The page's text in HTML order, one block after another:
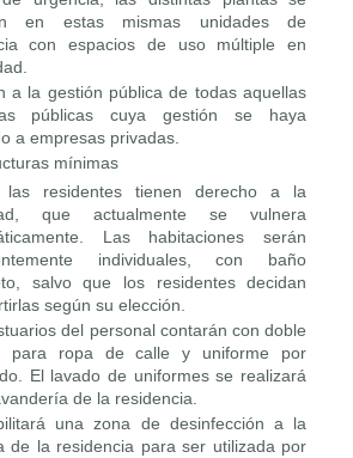
en estas mismas unidades de
con espacios de uso múltiple en
a la gestión pública de todas aquellas
públicas cuya gestión se haya
a empresas privadas.
mínimas
residentes tienen derecho a la
que actualmente se vulnera
Las habitaciones serán
individuales, con baño
salvo que los residentes decidan
según su elección.
del personal contarán con doble
para ropa de calle y uniforme por
El lavado de uniformes se realizará
de la residencia.
una zona de desinfección a la
de la residencia para ser utilizada por